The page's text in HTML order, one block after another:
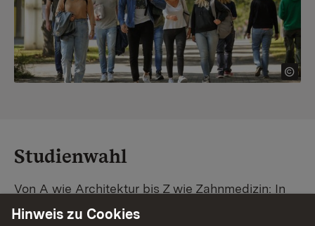
Studienwahl
Von A wie Architektur bis Z wie Zahnmedizin: In
Baden-Württemberg warten unzählige
Hinweis zu Cookies